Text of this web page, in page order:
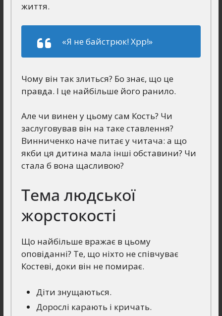
життя.
«Я не байстрюк! Хрр!»
Чому він так злиться? Бо знає, що це
правда. І це найбільше його ранило.
Але чи винен у цьому сам Кость? Чи
заслуговував він на таке ставлення?
Винниченко наче питає у читача: а що
якби ця дитина мала інші обставини? Чи
стала б вона щасливою?
Тема людської
жорстокості
Що найбільше вражає в цьому
оповіданні? Те, що ніхто не співчуває
Костеві, доки він не помирає.
Діти знущаються.
Дорослі карають і кричать.